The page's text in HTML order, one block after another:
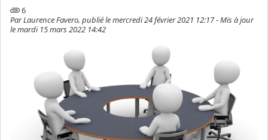
6
Par Laurence Favero, publié le mercredi 24 février 2021 12:17 - Mis à jour
le mardi 15 mars 2022 14:42